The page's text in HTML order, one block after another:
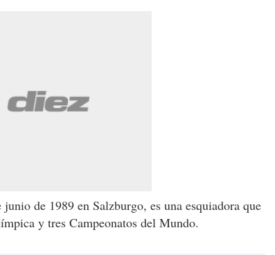
de 1989 en Salzburgo, es una esquiadora que
y tres Campeonatos del Mundo.